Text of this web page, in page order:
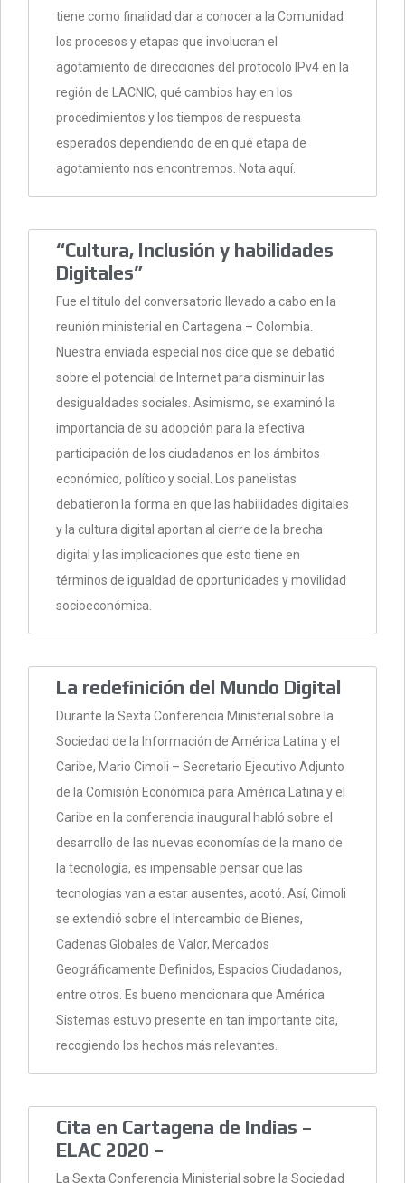
tiene como finalidad dar a conocer a la Comunidad
los procesos y etapas que involucran el
agotamiento de direcciones del protocolo IPv4 en la
región de LACNIC, qué cambios hay en los
procedimientos y los tiempos de respuesta
esperados dependiendo de en qué etapa de
agotamiento nos encontremos. Nota aquí.
“Cultura, Inclusión y habilidades
Digitales”
Fue el título del conversatorio llevado a cabo en la
reunión ministerial en Cartagena – Colombia.
Nuestra enviada especial nos dice que se debatió
sobre el potencial de Internet para disminuir las
desigualdades sociales. Asimismo, se examinó la
importancia de su adopción para la efectiva
participación de los ciudadanos en los ámbitos
económico, político y social. Los panelistas
debatieron la forma en que las habilidades digitales
y la cultura digital aportan al cierre de la brecha
digital y las implicaciones que esto tiene en
términos de igualdad de oportunidades y movilidad
socioeconómica.
La redefinición del Mundo Digital
Durante la Sexta Conferencia Ministerial sobre la
Sociedad de la Información de América Latina y el
Caribe, Mario Cimoli – Secretario Ejecutivo Adjunto
de la Comisión Económica para América Latina y el
Caribe en la conferencia inaugural habló sobre el
desarrollo de las nuevas economías de la mano de
la tecnología, es impensable pensar que las
tecnologías van a estar ausentes, acotó. Así, Cimoli
se extendió sobre el Intercambio de Bienes,
Cadenas Globales de Valor, Mercados
Geográficamente Definidos, Espacios Ciudadanos,
entre otros. Es bueno mencionara que América
Sistemas estuvo presente en tan importante cita,
recogiendo los hechos más relevantes.
Cita en Cartagena de Indias –
ELAC 2020 –
La Sexta Conferencia Ministerial sobre la Sociedad